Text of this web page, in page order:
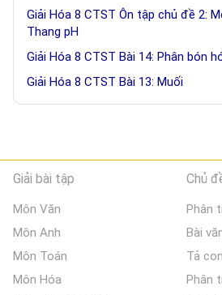
Giải Hóa 8 CTST Ôn tập chủ đề 2:
Thang pH
Giải Hóa 8 CTST Bài 14: Phân bón
Giải Hóa 8 CTST Bài 13: Muối
Giải bài tập
Môn Văn
Môn Anh
Môn Toán
Môn Hóa
Chủ
Phân
Bài
Tả
Phân